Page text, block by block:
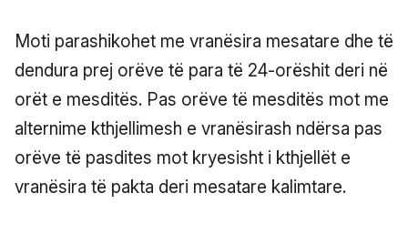
Moti parashikohet me vranësira mesatare dhe të
dendura prej orëve të para të 24-orëshit deri në
orët e mesditës. Pas orëve të mesditës mot me
alternime kthjellimesh e vranësirash ndërsa pas
orëve të pasdites mot kryesisht i kthjellët e
vranësira të pakta deri mesatare kalimtare.